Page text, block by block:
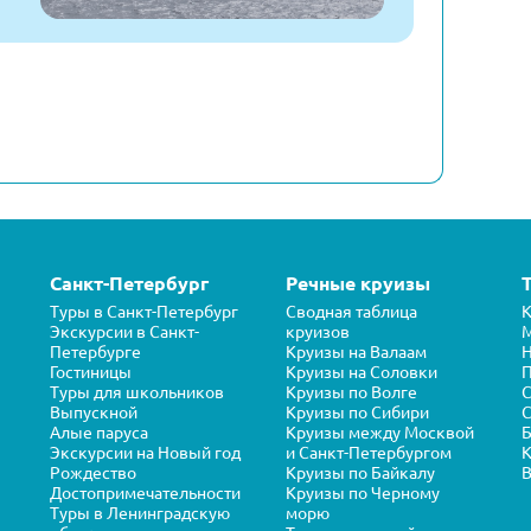
Санкт-Петербург
Туры в Санкт-Петербург
Экскурсии в Санкт-
Петербурге
Гостиницы
Туры для школьников
Выпускной
Алые паруса
Экскурсии на Новый год
Рождество
Достопримечательности
Туры в Ленинградскую
Речные круизы
Сводная таблица
круизов
Круизы на Валаам
Круизы на Соловки
Круизы по Волге
Круизы по Сибири
Круизы между Москвой
и Санкт-Петербургом
Круизы по Байкалу
Круизы по Черному
морю